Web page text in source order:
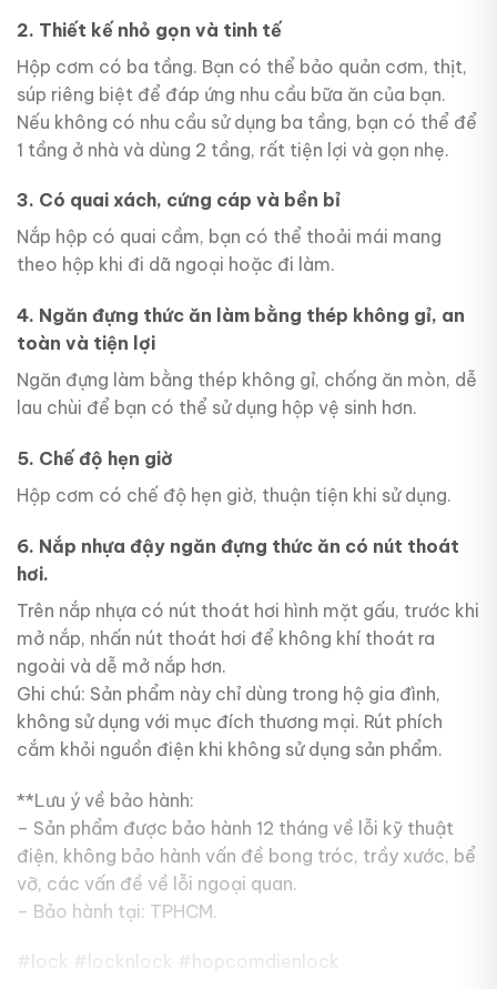
2. Thiết kế nhỏ gọn và tinh tế
Hộp cơm có ba tầng. Bạn có thể bảo quản cơm, thịt,
súp riêng biệt để đáp ứng nhu cầu bữa ăn của bạn.
Nếu không có nhu cầu sử dụng ba tầng, bạn có thể để
1 tầng ở nhà và dùng 2 tầng, rất tiện lợi và gọn nhẹ.
3. Có quai xách, cứng cáp và bền bỉ
Nắp hộp có quai cầm, bạn có thể thoải mái mang
theo hộp khi đi dã ngoại hoặc đi làm.
4. Ngăn đựng thức ăn làm bằng thép không gỉ, an
toàn và tiện lợi
Ngăn đựng làm bằng thép không gỉ, chống ăn mòn, dễ
lau chùi để bạn có thể sử dụng hộp vệ sinh hơn.
5. Chế độ hẹn giờ
Hộp cơm có chế độ hẹn giờ, thuận tiện khi sử dụng.
6. Nắp nhựa đậy ngăn đựng thức ăn có nút thoát
hơi.
Trên nắp nhựa có nút thoát hơi hình mặt gấu, trước khi
mở nắp, nhấn nút thoát hơi để không khí thoát ra
ngoài và dễ mở nắp hơn.
Ghi chú: Sản phẩm này chỉ dùng trong hộ gia đình,
không sử dụng với mục đích thương mại. Rút phích
cắm khỏi nguồn điện khi không sử dụng sản phẩm.
**Lưu ý về bảo hành:
– Sản phẩm được bảo hành 12 tháng về lỗi kỹ thuật
điện, không bảo hành vấn đề bong tróc, trầy xước, bể
vỡ, các vấn đề về lỗi ngoại quan.
– Bảo hành tại: TPHCM.
#lock #locknlock #hopcomdienlock